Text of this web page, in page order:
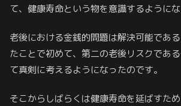
て、健康寿命という物を意識するようにな
老後における金銭的問題は解決可能であ
たことで初めて、第二の老後リスクであ
て真剣に考えるようになったのです。
そこからしばらくは健康寿命を延ばすた